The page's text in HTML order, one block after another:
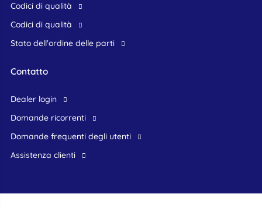
Codici di qualità
Codici di qualità
Stato dell'ordine delle parti
Contatto
dealer login
domande ricorrenti
domande frequenti degli utenti
assistenza clienti